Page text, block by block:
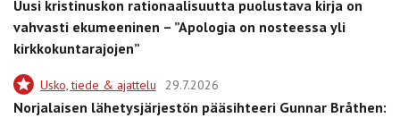
Uusi kristinuskon rationaalisuutta puolustava kirja on
vahvasti ekumeeninen – ”Apologia on nosteessa yli
kirkkokuntarajojen”
Usko, tiede & ajattelu 29.7.2026
Norjalaisen lähetysjärjestön pääsihteeri Gunnar Bråthen: